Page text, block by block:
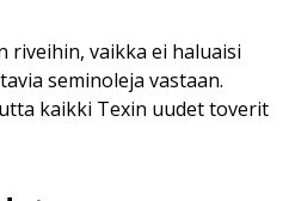
riveihin, vaikka ei haluaisi
seminoleja vastaan.
kaikki Texin uudet toverit